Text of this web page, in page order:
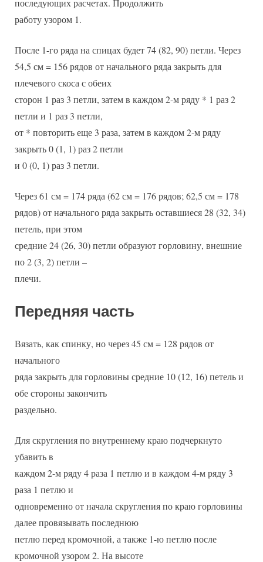
последующих расчетах. Продолжить
работу узором 1.
После 1-го ряда на спицах будет 74 (82, 90) петли. Через
54,5 см = 156 рядов от начального ряда закрыть для
плечевого скоса с обеих
сторон 1 раз 3 петли, затем в каждом 2-м ряду * 1 раз 2
петли и 1 раз 3 петли,
от * повторить еще 3 раза, затем в каждом 2-м ряду
закрыть 0 (1, 1) раз 2 петли
и 0 (0, 1) раз 3 петли.
Через 61 см = 174 ряда (62 см = 176 рядов; 62,5 см = 178
рядов) от начального ряда закрыть оставшиеся 28 (32, 34)
петель, при этом
средние 24 (26, 30) петли образуют горловину, внешние
по 2 (3, 2) петли –
плечи.
Передняя часть
Вязать, как спинку, но через 45 см = 128 рядов от
начального
ряда закрыть для горловины средние 10 (12, 16) петель и
обе стороны закончить
раздельно.
Для скругления по внутреннему краю подчеркнуто
убавить в
каждом 2-м ряду 4 раза 1 петлю и в каждом 4-м ряду 3
раза 1 петлю и
одновременно от начала скругления по краю горловины
далее провязывать последнюю
петлю перед кромочной, а также 1-ю петлю после
кромочной узором 2. На высоте